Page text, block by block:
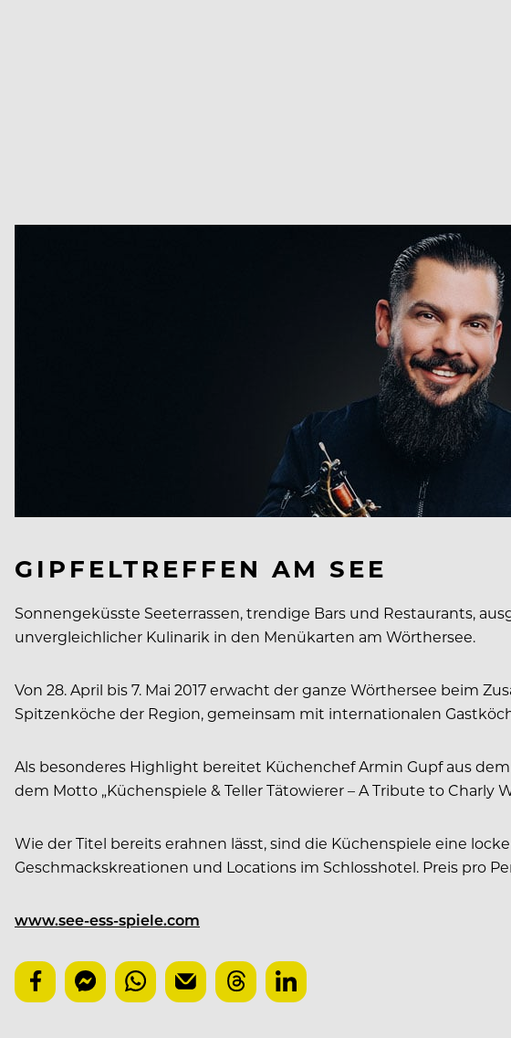
GIPFELTREFFEN AM SEE
Sonnengeküsste Seeterrassen, trendige Bars und Restaurants,
unvergleichlicher Kulinarik in den Menükarten am Wörthersee.
Von 28. April bis 7. Mai 2017 erwacht der ganze Wörthersee beim
Spitzenköche der Region, gemeinsam mit internationalen
Als besonderes Highlight bereitet Küchenchef Armin Gupf aus
dem Motto „Küchenspiele & Teller Tätowierer – A Tribute to Charly
Wie der Titel bereits erahnen lässt, sind die Küchenspiele eine
Geschmackskreationen und Locations im Schlosshotel. Preis pro
www.see-ess-spiele.com